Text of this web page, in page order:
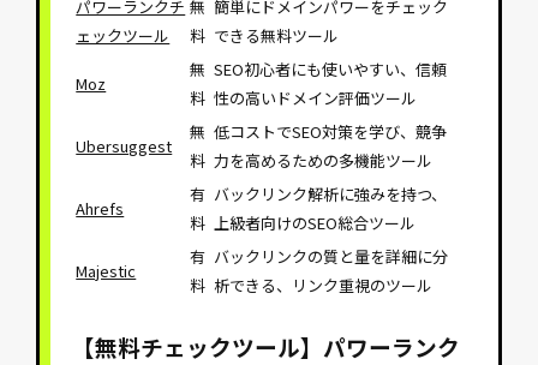
パワーランクチ
ェックツール
無
料
簡単にドメインパワーをチェック
できる無料ツール
Moz
無
料
SEO初心者にも使いやすい、信頼
性の高いドメイン評価ツール
Ubersuggest
無
料
低コストでSEO対策を学び、競争
力を高めるための多機能ツール
Ahrefs
有
料
バックリンク解析に強みを持つ、
上級者向けのSEO総合ツール
Majestic
有
料
バックリンクの質と量を詳細に分
析できる、リンク重視のツール
【無料チェックツール】パワーランク